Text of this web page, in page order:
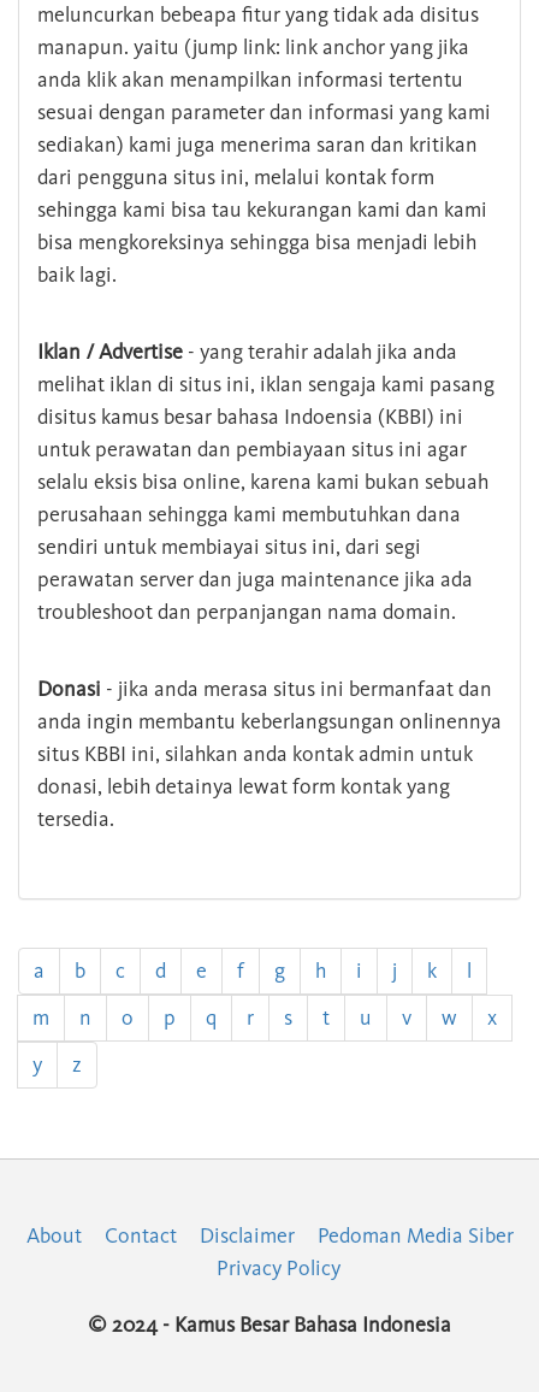
meluncurkan bebeapa fitur yang tidak ada disitus
manapun. yaitu (jump link: link anchor yang jika
anda klik akan menampilkan informasi tertentu
sesuai dengan parameter dan informasi yang kami
sediakan) kami juga menerima saran dan kritikan
dari pengguna situs ini, melalui kontak form
sehingga kami bisa tau kekurangan kami dan kami
bisa mengkoreksinya sehingga bisa menjadi lebih
baik lagi.
Iklan / Advertise - yang terahir adalah jika anda
melihat iklan di situs ini, iklan sengaja kami pasang
disitus kamus besar bahasa Indoensia (KBBI) ini
untuk perawatan dan pembiayaan situs ini agar
selalu eksis bisa online, karena kami bukan sebuah
perusahaan sehingga kami membutuhkan dana
sendiri untuk membiayai situs ini, dari segi
perawatan server dan juga maintenance jika ada
troubleshoot dan perpanjangan nama domain.
Donasi - jika anda merasa situs ini bermanfaat dan
anda ingin membantu keberlangsungan onlinennya
situs KBBI ini, silahkan anda kontak admin untuk
donasi, lebih detainya lewat form kontak yang
tersedia.
a b c d e f g h i j k
l
m
n o p q r s t u v w
x
y
z
About Contact Disclaimer
Pedoman Media Siber
Privacy Policy
© 2024 - Kamus Besar Bahasa Indonesia